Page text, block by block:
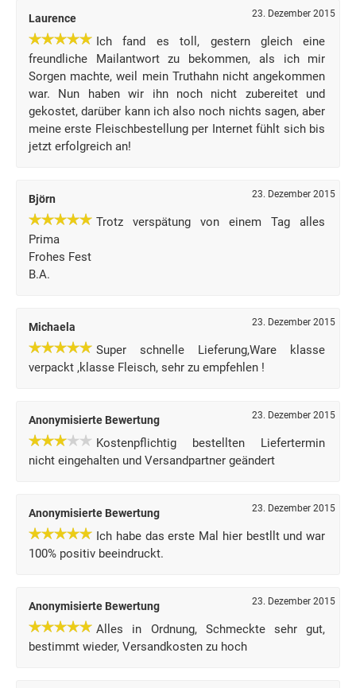
Laurence 23. Dezember 2015
Ich fand es toll, gestern gleich eine
freundliche Mailantwort zu bekommen, als ich mir
Sorgen machte, weil mein Truthahn nicht angekommen
war. Nun haben wir ihn noch nicht zubereitet und
gekostet, darüber kann ich also noch nichts sagen, aber
meine erste Fleischbestellung per Internet fühlt sich bis
jetzt erfolgreich an!
Björn 23. Dezember 2015
Trotz verspätung von einem Tag alles
Prima
Frohes Fest
B.A.
Michaela 23. Dezember 2015
Super schnelle Lieferung,Ware klasse
verpackt ,klasse Fleisch, sehr zu empfehlen !
Anonymisierte Bewertung 23. Dezember 2015
Kostenpflichtig bestellten Liefertermin
nicht eingehalten und Versandpartner geändert
Anonymisierte Bewertung 23. Dezember 2015
Ich habe das erste Mal hier bestllt und war
100% positiv beeindruckt.
Anonymisierte Bewertung 23. Dezember 2015
Alles in Ordnung, Schmeckte sehr gut,
bestimmt wieder, Versandkosten zu hoch